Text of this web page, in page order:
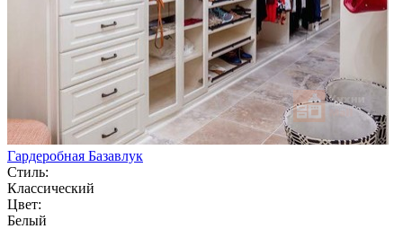
Гардеробная Базавлук
Стиль:
Классический
Цвет:
Белый